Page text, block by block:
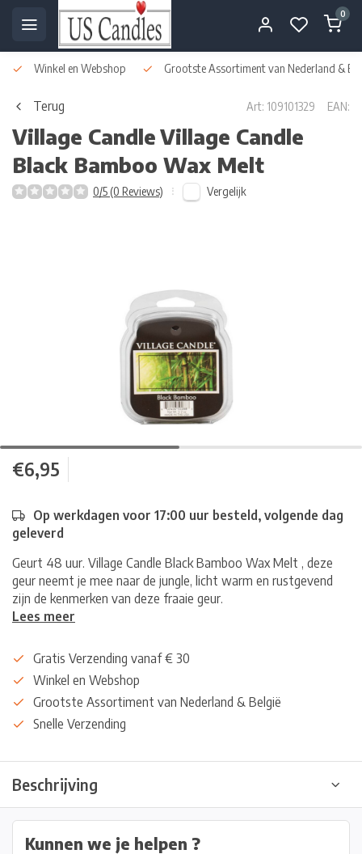
0
Winkel en Webshop Grootste Assortiment van Nederland &
Terug Art: 109101329 EAN:
Village CandleVillage Candle
Black Bamboo Wax Melt
0/5 (0 Reviews) Vergelijk
€6,95
Op werkdagen voor 17:00 uur besteld, volgende dag
geleverd
Geurt 48 uur. Village Candle Black Bamboo Wax Melt , deze
geur neemt je mee naar de jungle, licht warm en rustgevend
zijn de kenmerken van deze fraaie geur.
Lees meer
Gratis Verzending vanaf € 30
Winkel en Webshop
Grootste Assortiment van Nederland & België
Snelle Verzending
Beschrijving
Kunnen we je helpen ?